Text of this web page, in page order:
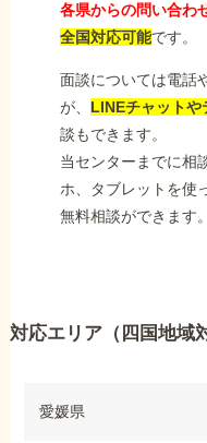
各県からの問い合わ
全国対応可能です。
面談については電話
が、 LINEチャットや
談もできます。
当センターまでに相
ホ、タブレットを使
無料相談ができます。
対応エリア（四国地域
愛媛県